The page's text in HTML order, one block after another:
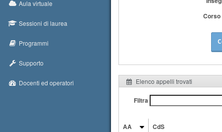
Aula virtuale
Sessioni di laurea
Programmi
Supporto
Docenti ed operatori
Corso
Elenco appelli trovati
Filtra
AA CdS